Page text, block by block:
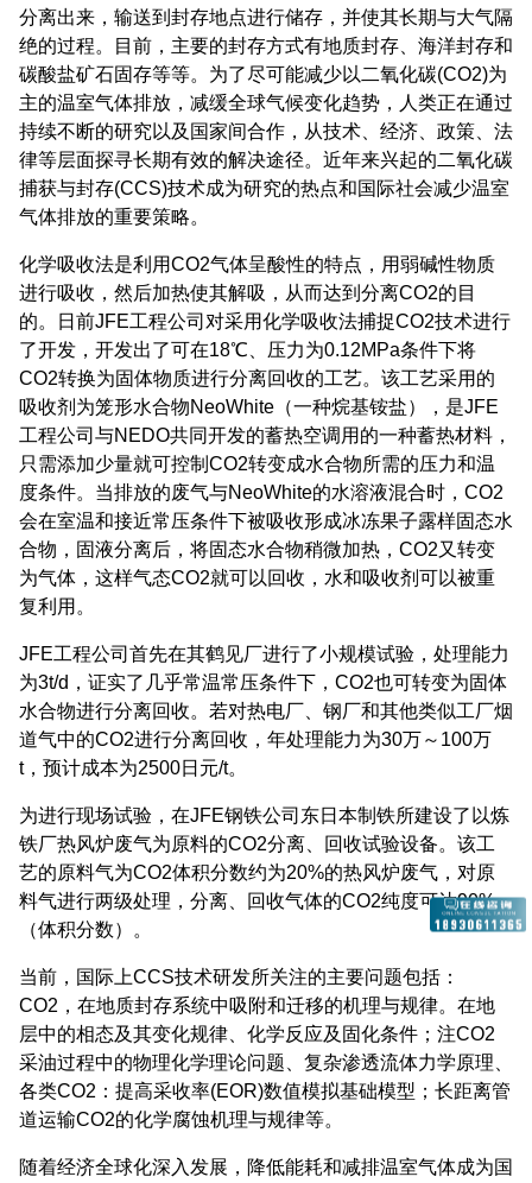
分离出来，输送到封存地点进行储存，并使其长期与大气隔
绝的过程。目前，主要的封存方式有地质封存、海洋封存和
碳酸盐矿石固存等等。为了尽可能减少以二氧化碳(CO2)为
主的温室气体排放，减缓全球气候变化趋势，人类正在通过
持续不断的研究以及国家间合作，从技术、经济、政策、法
律等层面探寻长期有效的解决途径。近年来兴起的二氧化碳
捕获与封存(CCS)技术成为研究的热点和国际社会减少温室
气体排放的重要策略。
化学吸收法是利用CO2气体呈酸性的特点，用弱碱性物质
进行吸收，然后加热使其解吸，从而达到分离CO2的目
的。日前JFE工程公司对采用化学吸收法捕捉CO2技术进行
了开发，开发出了可在18℃、压力为0.12MPa条件下将
CO2转换为固体物质进行分离回收的工艺。该工艺采用的
吸收剂为笼形水合物NeoWhite（一种烷基铵盐），是JFE
工程公司与NEDO共同开发的蓄热空调用的一种蓄热材料，
只需添加少量就可控制CO2转变成水合物所需的压力和温
度条件。当排放的废气与NeoWhite的水溶液混合时，CO2
会在室温和接近常压条件下被吸收形成冰冻果子露样固态水
合物，固液分离后，将固态水合物稍微加热，CO2又转变
为气体，这样气态CO2就可以回收，水和吸收剂可以被重
复利用。
JFE工程公司首先在其鹤见厂进行了小规模试验，处理能力
为3t/d，证实了几乎常温常压条件下，CO2也可转变为固体
水合物进行分离回收。若对热电厂、钢厂和其他类似工厂烟
道气中的CO2进行分离回收，年处理能力为30万～100万
t，预计成本为2500日元/t。
为进行现场试验，在JFE钢铁公司东日本制铁所建设了以炼
铁厂热风炉废气为原料的CO2分离、回收试验设备。该工
艺的原料气为CO2体积分数约为20%的热风炉废气，对原
料气进行两级处理，分离、回收气体的CO2纯度可达90%
（体积分数）。
当前，国际上CCS技术研发所关注的主要问题包括：
CO2，在地质封存系统中吸附和迁移的机理与规律。在地
层中的相态及其变化规律、化学反应及固化条件；注CO2
采油过程中的物理化学理论问题、复杂渗透流体力学原理、
各类CO2：提高采收率(EOR)数值模拟基础模型；长距离管
道运输CO2的化学腐蚀机理与规律等。
随着经济全球化深入发展，降低能耗和减排温室气体成为国